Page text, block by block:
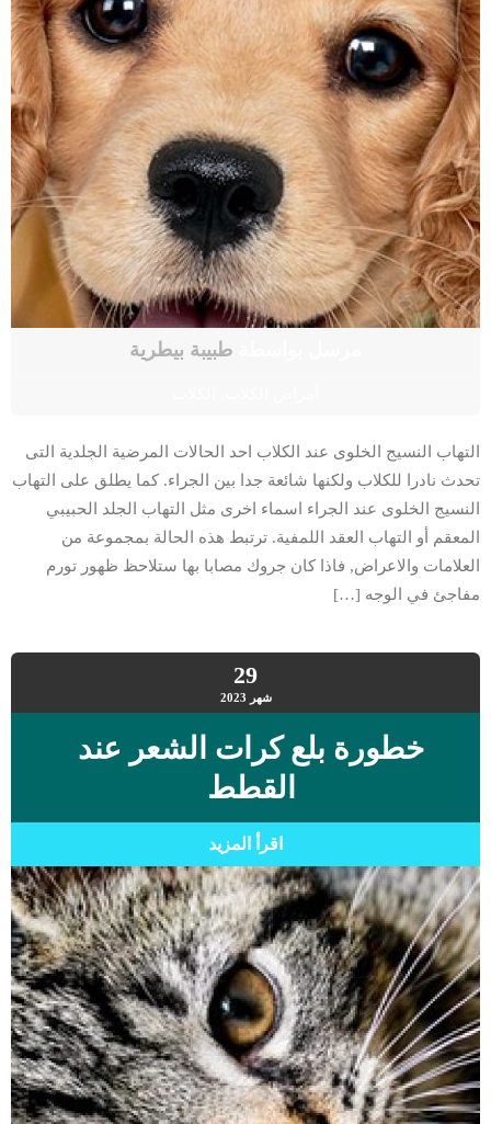
طبيبة بيطرية
التهاب النسيج الخلوى عند الكلاب احد الحالات المرضية الجلدية التى
تحدث نادرا للكلاب ولكنها شائعة جدا بين الجراء. كما يطلق على التهاب
النسيج الخلوى عند الجراء اسماء اخرى مثل التهاب الجلد الحبيبي
المعقم أو التهاب العقد اللمفية. ترتبط هذه الحالة بمجموعة من
العلامات والاعراض, فاذا كان جروك مصابا بها ستلاحظ ظهور تورم
مفاجئ في الوجه […]
29
شهر 2023
خطورة بلع كرات الشعر عند
القطط
اقرأ المزيد